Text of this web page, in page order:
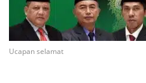
Ucapan selamat